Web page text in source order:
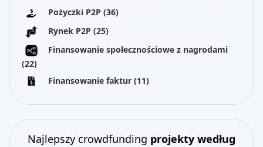
Pożyczki P2P (36)
Rynek P2P (25)
Finansowanie społecznościowe z nagrodami
(22)
Finansowanie faktur (11)
Najlepszy crowdfunding projekty według